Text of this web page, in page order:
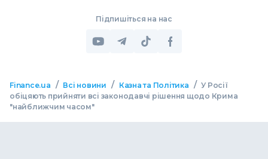
Підпишіться на нас
Finance.ua / Всі новини / Казна та Політика / У Росії
обіцяють прийняти всі законодавчі рішення щодо Крима
"найближчим часом"